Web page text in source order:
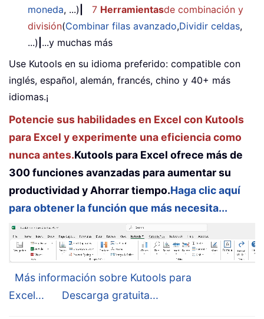
moneda, ...) 7 Herramientasde combinación y
división(Combinar filas avanzado,Dividir celdas,
...) ...y muchas más
Use Kutools en su idioma preferido: compatible con
inglés, español, alemán, francés, chino y 40+ más
idiomas.¡
Potencie sus habilidades en Excel con Kutools
para Excel y experimente una eficiencia como
nunca antes.Kutools para Excel ofrece más de
300 funciones avanzadas para aumentar su
productividad y Ahorrar tiempo.Haga clic aquí
para obtener la función que más necesita...
Más información sobre Kutools para
Excel...
Descarga gratuita...